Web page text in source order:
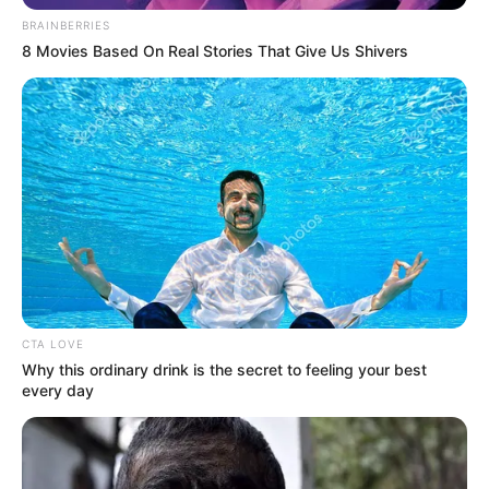
BRAINBERRIES
8 Movies Based On Real Stories That Give Us Shivers
CTA LOVE
Why this ordinary drink is the secret to feeling your best
every day